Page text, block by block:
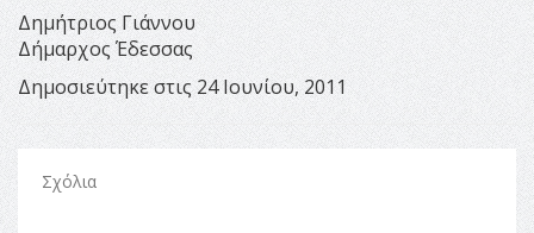
Δημήτριος Γιάννου
Δήμαρχος Έδεσσας
Δημοσιεύτηκε στις 24 Ιουνίου, 2011
Σχόλια